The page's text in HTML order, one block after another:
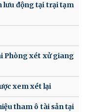
lưu động tại trại tạm
Phòng xét xử giang
xem xét lại
tham ô tài sản tại